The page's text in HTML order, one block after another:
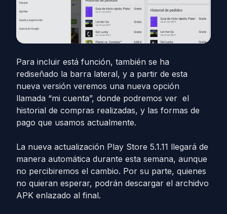
Para incluir está función, también se ha
rediseñado la barra lateral, y a partir de esta
nueva versión veremos una nueva opción
llamada “mi cuenta”, donde podremos ver el
historial de compras realizadas, y las formas de
pago que usamos actualmente.
La nueva actualización Play Store 5.1.11 llegará de
manera automática durante esta semana, aunque
no percibiremos el cambio. Por su parte, quienes
no quieran esperar, podrán descargar el archidvo
APK enlazado al final.